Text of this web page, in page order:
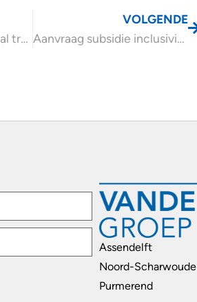
Sportschool en personal trainer voor dga onbelast?
VOLGENDE
Aanvraag subsidie inclusiviteitstechnologie tot 31 augustus 2026
Assendelft
Noord-Scharwoude
Purmerend